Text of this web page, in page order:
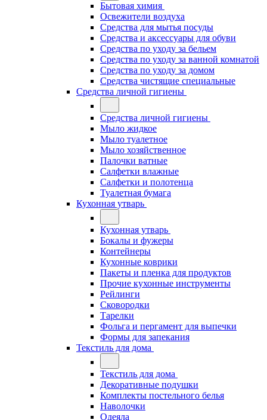
Бытовая химия
Освежители воздуха
Средства для мытья посуды
Средства и аксессуары для обуви
Средства по уходу за бельем
Средства по уходу за ванной комнатой
Средства по уходу за домом
Средства чистящие специальные
Средства личной гигиены
Средства личной гигиены
Мыло жидкое
Мыло туалетное
Мыло хозяйственное
Палочки ватные
Салфетки влажные
Салфетки и полотенца
Туалетная бумага
Кухонная утварь
Кухонная утварь
Бокалы и фужеры
Контейнеры
Кухонные коврики
Пакеты и пленка для продуктов
Прочие кухонные инструменты
Рейлинги
Сковородки
Тарелки
Фольга и пергамент для выпечки
Формы для запекания
Текстиль для дома
Текстиль для дома
Декоративные подушки
Комплекты постельного белья
Наволочки
Одеяла